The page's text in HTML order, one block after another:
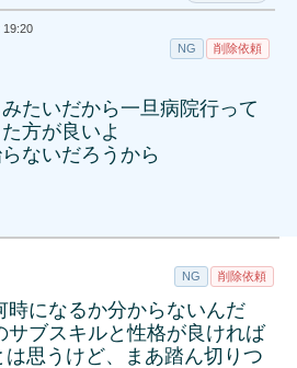
19:20
NG 削除依頼
たいだから一旦病院行って
方が良いよ
ないだろうから
NG 削除依頼
時になるか分からないんだ
サブスキルと性格が良ければ
思うけど、まあ踏ん切りつ